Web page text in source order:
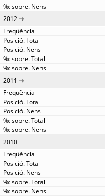
2012
2011
2010